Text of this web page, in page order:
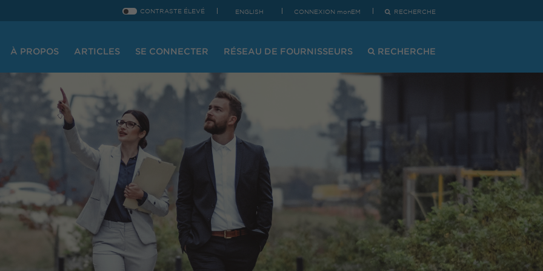
CONTRASTE ÉLEVÉ ENGLISH CONNEXION monEM RECHERCHE
À PROPOS ARTICLES SE CONNECTER RÉSEAU DE FOURNISSEURS RECHERCHE